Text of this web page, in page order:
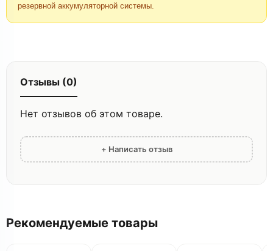
резервной аккумуляторной системы.
Отзывы (0)
Нет отзывов об этом товаре.
+ Написать отзыв
Рекомендуемые товары